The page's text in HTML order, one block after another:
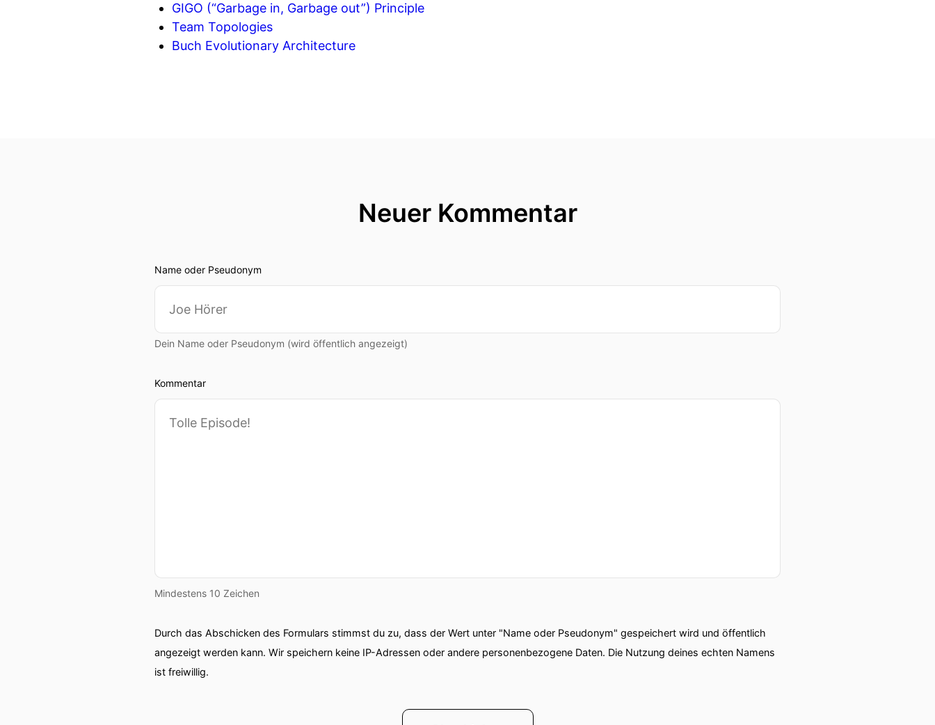
GIGO (“Garbage in, Garbage out”) Principle
Team Topologies
Buch Evolutionary Architecture
Neuer Kommentar
Name oder Pseudonym
Dein Name oder Pseudonym (wird öffentlich angezeigt)
Kommentar
Mindestens 10 Zeichen
Durch das Abschicken des Formulars stimmst du zu, dass der Wert unter "Name oder Pseudonym" gespeichert wird und öffentlich
angezeigt werden kann. Wir speichern keine IP-Adressen oder andere personenbezogene Daten. Die Nutzung deines echten Namens
ist freiwillig.